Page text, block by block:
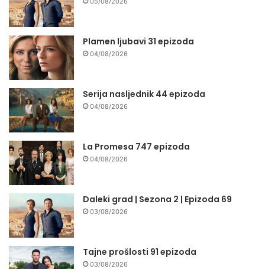
Plamen ljubavi 31 epizoda
04/08/2026
Serija nasljednik 44 epizoda
04/08/2026
La Promesa 747 epizoda
04/08/2026
Daleki grad | Sezona 2 | Epizoda 69
03/08/2026
Tajne prošlosti 91 epizoda
03/08/2026